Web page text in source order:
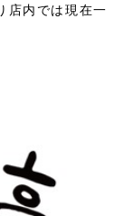
店内では現在一